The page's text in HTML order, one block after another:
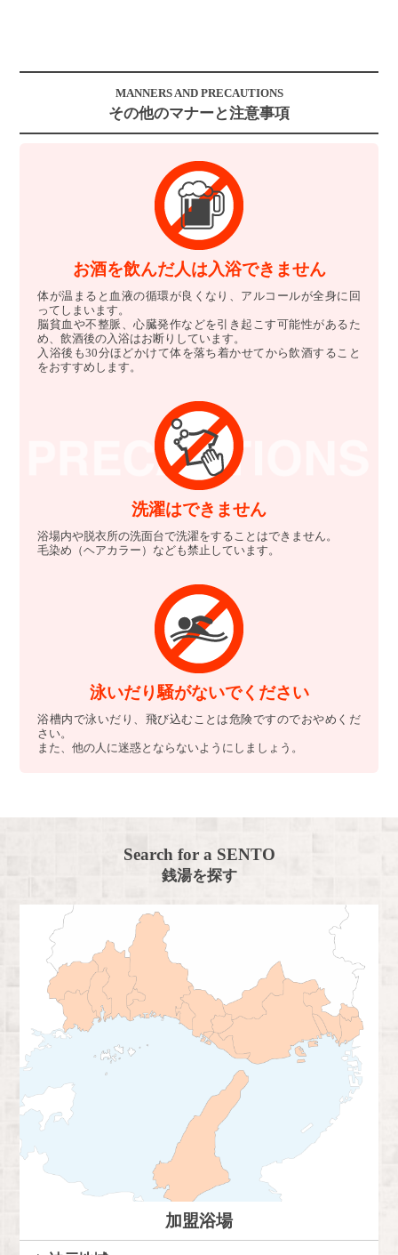
MANNERS AND PRECAUTIONS
その他のマナーと注意事項
お酒を飲んだ人は入浴できません
体が温まると血液の循環が良くなり、アルコールが全身に回
ってしまいます。
脳貧血や不整脈、心臓発作などを引き起こす可能性があるた
め、飲酒後の入浴はお断りしています。
入浴後も30分ほどかけて体を落ち着かせてから飲酒すること
をおすすめします。
洗濯はできません
浴場内や脱衣所の洗面台で洗濯をすることはできません。
毛染め（ヘアカラー）なども禁止しています。
泳いだり騒がないでください
浴槽内で泳いだり、飛び込むことは危険ですのでおやめくだ
さい。
また、他の人に迷惑とならないようにしましょう。
Search for a SENTO
銭湯を探す
加盟浴場